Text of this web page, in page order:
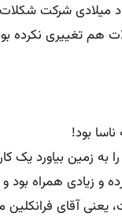
در اواسط دهه هفتاد
هم تغییری نکرده
بود!
به زمین بیاورد یک
و زیادی همراه
یعنی آقای